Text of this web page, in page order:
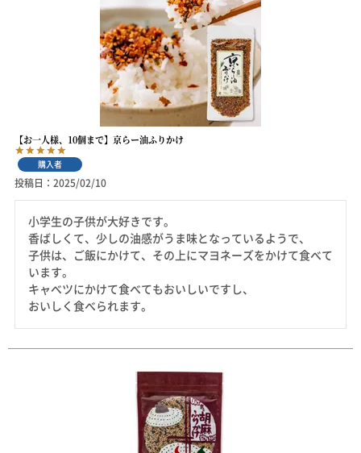
【お一人様、10個まで】京らー油ふりかけ
購入者
投稿日 2025/02/10
小学生の子供が大好きです。
香ばしくて、少しの油感がうま味となっているようで、
子供は、ご飯にかけて、その上にマヨネーズをかけて食べて
います。
キャベツにかけて食べてもおいしいですし、
おいしく食べられます。